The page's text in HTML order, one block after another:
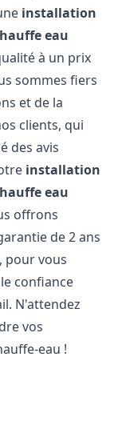
installation
eau
à un prix
sommes fiers
et de la
clients, qui
des avis
installation
eau
offrons
de 2 ans
pour vous
confiance
N'attendez
vos
eau !